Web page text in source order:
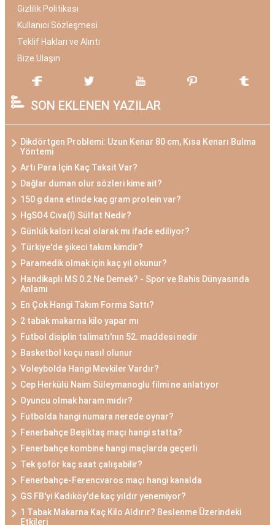
Gizlilik Politikası
Kullanıcı Sözleşmesi
Teklif Hakları ve Alıntı
Bize Ulaşın
SON EKLENEN YAZILAR
Dikdörtgen Problemi: Uzun Kenar 80 cm, Kısa Kenarı Bulma
Yöntemi
Artı Para İçin Kaç Taksit Var?
Dağlar duman olur sözleri kime ait?
150 g dana etinde kaç gram protein var?
HgSO4 Cıva(I) Sülfat Nedir?
Günlük kalori kcal olarak mı ifade ediliyor?
Türkiye'de şikeci takım kimdir?
Paramedik olmak için kaç yıl okunur?
Handikaplı MS 0.2 Ne Demek? - Spor ve Bahis Dünyasında
Anlamı
En Çok Hangi Takım Forma Sattı?
2 tabak makarna kilo yapar mı
Futbol disiplin talimatı'nın 52. maddesi nedir
Basketbol koçu nasıl olunur
Voleybolda Hangi Mevkiler Vardır?
Cep Herkülü Naim Süleymanoglu filmi ne anlatıyor
Oyuncu olmak haram mıdır?
Futbolda hangi numara nerede oynar?
Fenerbahçe Beşiktaş maçı hangi statta?
Fenerbahçe kombine hangi maçlarda geçerli
Tek şoför kaç saat çalışabilir?
Fenerbahçe-Ferencvaros maçı hangi kanalda
GS FB'yi Kadıköy'de kaç yıldır yenemiyor?
1 Tabak Makarna Kaç Kilo Aldırır? Beslenme Üzerindeki
Etkileri